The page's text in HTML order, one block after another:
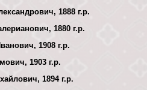
1888 г.р.
1880 г.р.
1908 г.р.
1903 г.р.
1894 г.р.